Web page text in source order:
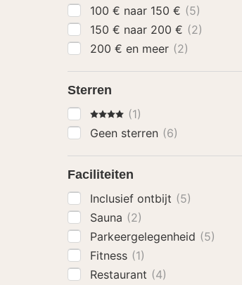
100 € naar 150 € (5)
150 € naar 200 € (2)
200 € en meer (2)
Sterren
4 Sterren
(1)
Geen sterren (6)
Faciliteiten
Inclusief ontbijt (5)
Sauna (2)
Parkeergelegenheid (5)
Fitness (1)
Restaurant (4)